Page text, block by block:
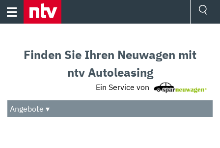
Skip
Audio
Das Beste
Finden Sie Ihren Neuwagen mit
ntv Autoleasing
Ein Service von
Angebote ▾